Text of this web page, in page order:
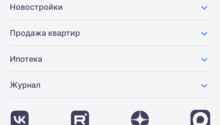
Новостройки
Продажа квартир
Ипотека
Журнал